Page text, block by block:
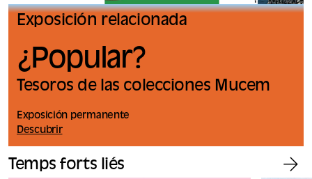
Exposición relacionada
¿Popular?
Tesoros de las colecciones Mucem
Exposición permanente
Descubrir
Temps forts liés